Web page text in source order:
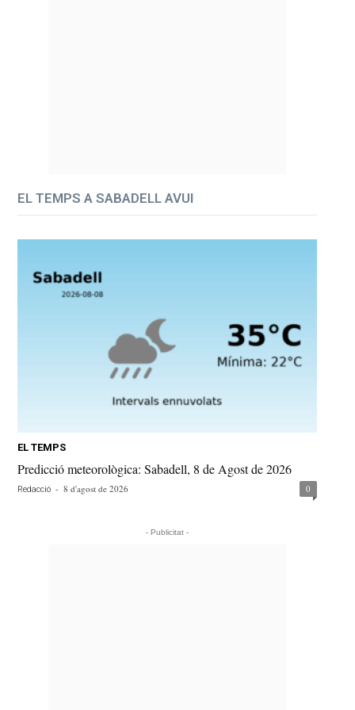
EL TEMPS A SABADELL AVUI
EL TEMPS
Predicció meteorològica: Sabadell, 8 de Agost de 2026
Redacció - 8 d'agost de 2026 0
- Publicitat -